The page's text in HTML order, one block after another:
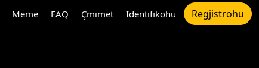
Meme FAQ Çmimet Identifikohu Regjistrohu